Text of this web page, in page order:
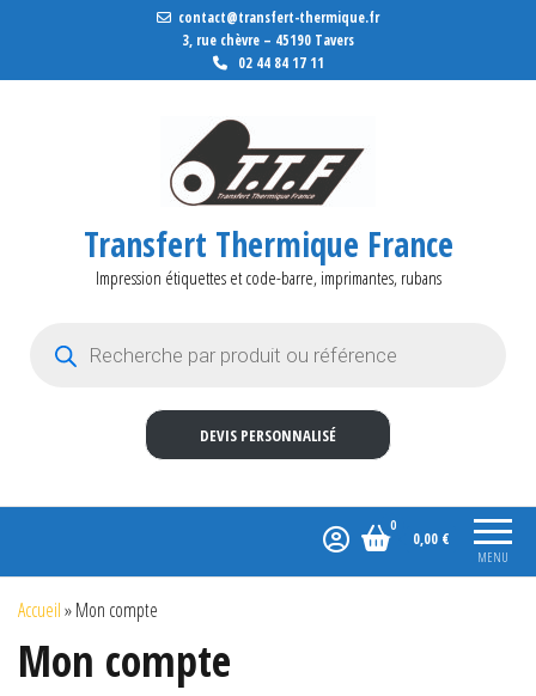
contact@transfert-thermique.fr
3, rue chèvre – 45190 Tavers
02 44 84 17 11
Transfert Thermique France
Impression étiquettes et code-barre, imprimantes, rubans
DEVIS PERSONNALISÉ
MENU
0
0,00 €
Accueil»Mon compte
Mon compte